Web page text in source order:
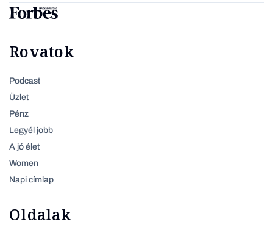
Rovatok
Podcast
Üzlet
Pénz
Legyél jobb
A jó élet
Women
Napi címlap
Oldalak